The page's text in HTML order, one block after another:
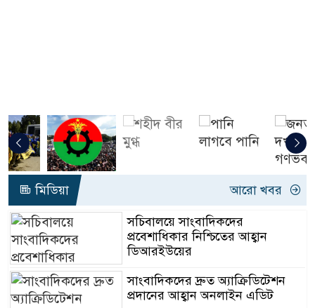
মিডিয়া আরো খবর
সচিবালয়ে সাংবাদিকদের
প্রবেশাধিকার নিশ্চিতের আহ্বান
ডিআরইউয়ের
সাংবাদিকদের দ্রুত অ্যাক্রিডিটেশন
প্রদানের আহ্বান অনলাইন এডিট